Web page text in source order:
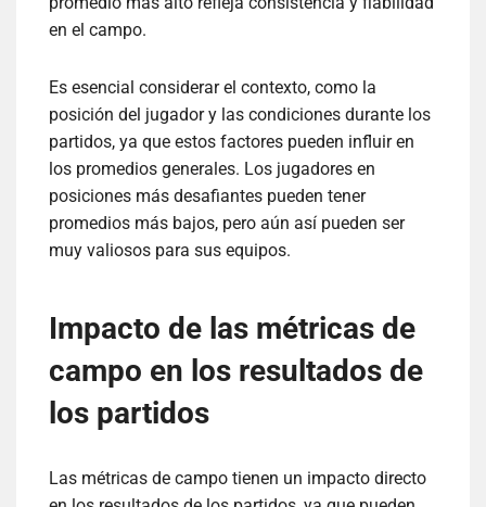
en el campo.
Es esencial considerar el contexto, como la
posición del jugador y las condiciones durante los
partidos, ya que estos factores pueden influir en
los promedios generales. Los jugadores en
posiciones más desafiantes pueden tener
promedios más bajos, pero aún así pueden ser
muy valiosos para sus equipos.
Impacto de las métricas de
campo en los resultados de
los partidos
Las métricas de campo tienen un impacto directo